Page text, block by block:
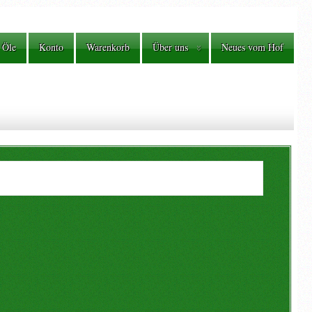
Konto Warenkorb Über uns Neues vom Hof